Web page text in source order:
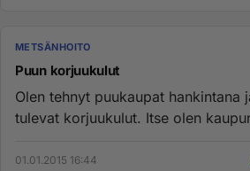
METSÄNHOITO
Puun korjuukulut
Olen tehnyt puukaupat hankintana ja mietityttämään
tulevat korjuukulut. Itse olen kaupunkialinen
01.01.2015 16:44